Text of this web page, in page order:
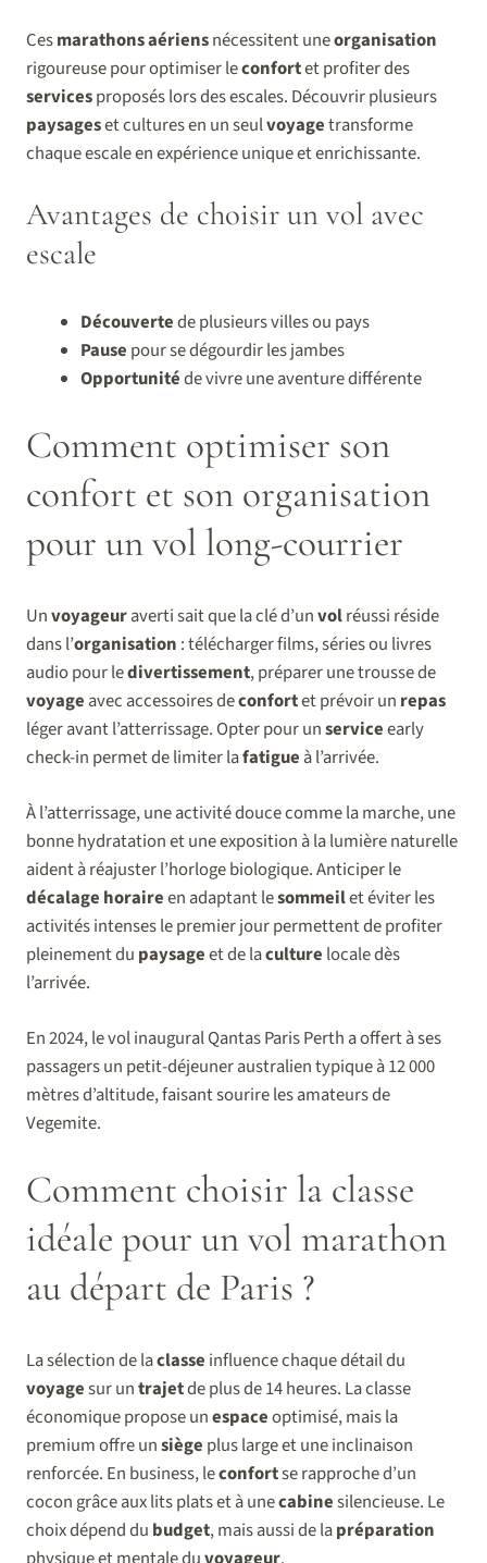
Cesmarathons aériensnécessitent uneorganisation
rigoureuse pour optimiser leconfortet profiter des
servicesproposés lors des escales. Découvrir plusieurs
paysageset cultures en un seulvoyagetransforme
chaque escale en expérience unique et enrichissante.
Avantages de choisir un vol avec
escale
Découvertede plusieurs villes ou pays
Pause pour se dégourdir les jambes
Opportunitéde vivre une aventure différente
Comment optimiser son
confort et son organisation
pour un vol long-courrier
Unvoyageuraverti sait que la clé d’unvolréussi réside
dans l’organisation : télécharger films, séries ou livres
audio pour ledivertissement, préparer une trousse de
voyage avec accessoires deconfortet prévoir un repas
léger avant l’atterrissage. Opter pour unserviceearly
check-in permet de limiter lafatigue à l’arrivée.
À l’atterrissage, une activité douce comme la marche, une
bonne hydratation et une exposition à la lumière naturelle
aident à réajuster l’horloge biologique. Anticiper le
décalage horaireen adaptant lesommeilet éviter les
activités intenses le premier jour permettent de profiter
pleinement du paysageet de laculture locale dès
l’arrivée.
En 2024, le vol inaugural Qantas Paris Perth a offert à ses
passagers un petit-déjeuner australien typique à 12 000
mètres d’altitude, faisant sourire les amateurs de
Vegemite.
Comment choisir la classe
idéale pour un vol marathon
au départ de Paris ?
La sélection de laclasse influence chaque détail du
voyagesur untrajetde plus de 14 heures. La classe
économique propose unespaceoptimisé, mais la
premium offre unsiège plus large et une inclinaison
renforcée. En business, leconfortse rapproche d’un
cocon grâce aux lits plats et à unecabinesilencieuse. Le
choix dépend du budget, mais aussi de lapréparation